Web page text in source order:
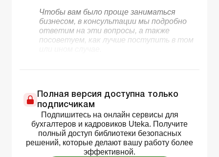
Чтобы вам было проще заниматься
бизнесом, в консультации мы подробно
ответим на эти вопросы, а также
посоветуем, как лучше поступить в том
Полная версия доступна только
подписчикам
Подпишитесь на онлайн сервисы для
бухгалтеров и кадровиков Uteka. Получите
полный доступ библиотеки безопасных
решений, которые делают вашу работу более
эффективной.